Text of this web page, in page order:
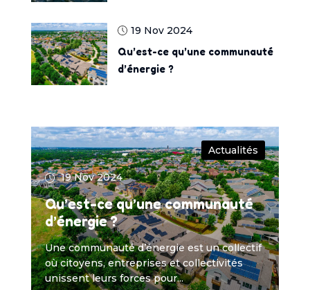
19 Nov 2024
Qu’est-ce qu’une communauté
d’énergie ?
Actualités
19 Nov 2024
Qu’est-ce qu’une communauté
d’énergie ?
Une communauté d’énergie est un collectif
où citoyens, entreprises et collectivités
unissent leurs forces pour...